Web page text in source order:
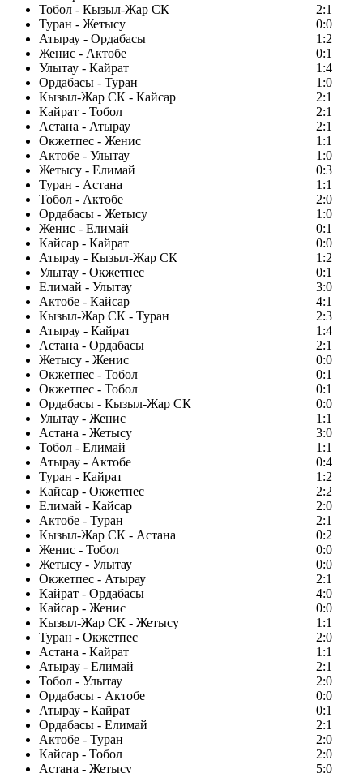
Тобол - Кызыл-Жар СК
2:1
Туран - Жетысу
0:0
Атырау - Ордабасы
1:2
Женис - Актобе
0:1
Улытау - Кайрат
1:4
Ордабасы - Туран
1:0
Кызыл-Жар СК - Кайсар
2:1
Кайрат - Тобол
2:1
Астана - Атырау
2:1
Окжетпес - Женис
1:1
Актобе - Улытау
1:0
Жетысу - Елимай
0:3
Туран - Астана
1:1
Тобол - Актобе
2:0
Ордабасы - Жетысу
1:0
Женис - Елимай
0:1
Кайсар - Кайрат
0:0
Атырау - Кызыл-Жар СК
1:2
Улытау - Окжетпес
0:1
Елимай - Улытау
3:0
Актобе - Кайсар
4:1
Кызыл-Жар СК - Туран
2:3
Атырау - Кайрат
1:4
Астана - Ордабасы
2:1
Жетысу - Женис
0:0
Окжетпес - Тобол
0:1
Окжетпес - Тобол
0:1
Ордабасы - Кызыл-Жар СК
0:0
Улытау - Женис
1:1
Астана - Жетысу
3:0
Тобол - Елимай
1:1
Атырау - Актобе
0:4
Туран - Кайрат
1:2
Кайсар - Окжетпес
2:2
Елимай - Кайсар
2:0
Актобе - Туран
2:1
Кызыл-Жар СК - Астана
0:2
Женис - Тобол
0:0
Жетысу - Улытау
0:0
Окжетпес - Атырау
2:1
Кайрат - Ордабасы
4:0
Кайсар - Женис
0:0
Кызыл-Жар СК - Жетысу
1:1
Туран - Окжетпес
2:0
Астана - Кайрат
1:1
Атырау - Елимай
2:1
Тобол - Улытау
2:0
Ордабасы - Актобе
0:0
Атырау - Кайрат
0:1
Ордабасы - Елимай
2:1
Актобе - Туран
2:0
Кайсар - Тобол
2:0
Астана - Жетысу
5:0